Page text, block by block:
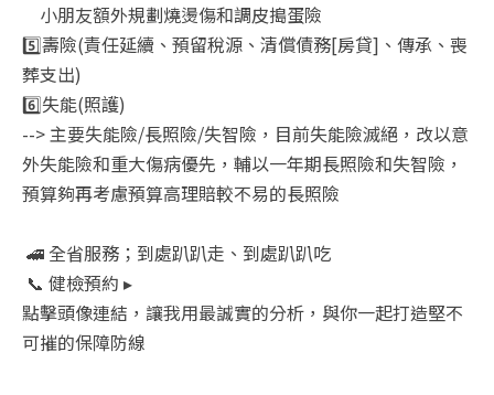
小朋友額外規劃燒燙傷和調皮搗蛋險
5️⃣壽險(責任延續、預留稅源、清償債務[房貸]、傳承、喪
葬支出)
6️⃣失能(照護)
--> 主要失能險/長照險/失智險，目前失能險滅絕，改以意
外失能險和重大傷病優先，輔以一年期長照險和失智險，
預算夠再考慮預算高理賠較不易的長照險
🚄 全省服務；到處趴趴走、到處趴趴吃
📞 健檢預約 ▸
點擊頭像連結，讓我用最誠實的分析，與你一起打造堅不
可摧的保障防線